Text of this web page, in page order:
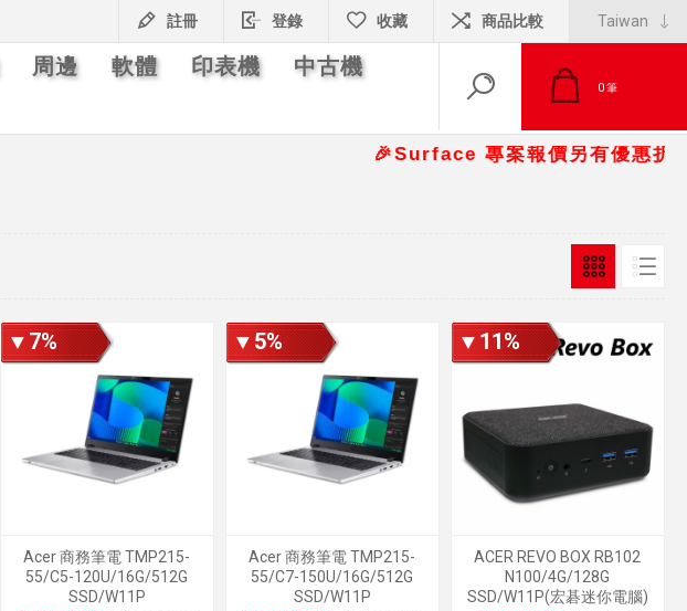
註冊 登錄 收藏 商品比較
周邊 軟體 印表機
中古機
0筆
🎉Surface 專案報價另有優惠折
▼7%
Acer 商務筆電 TMP215-
55/C5-120U/16G/512G
SSD/W11P
▼5%
Acer 商務筆電 TMP215-
55/C7-150U/16G/512G
SSD/W11P
▼11%
ACER REVO BOX RB102
N100/4G/128G
SSD/W11P(宏碁迷你電腦)